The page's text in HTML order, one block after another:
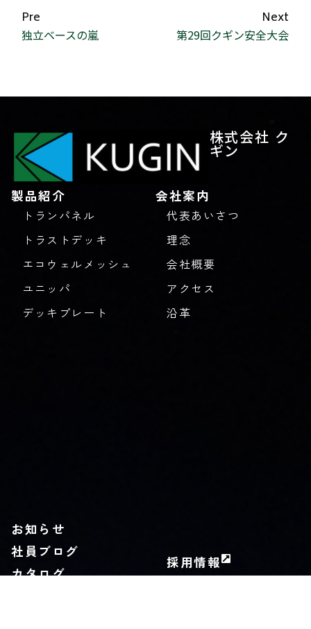
Pre
独立ベースの嵐
Next
第29回クギン安全大会
株式会社 ク
ギン
製品紹介
トランパネル
トラストデッキ
エコウェルメッシュ
ユニッパ
デッキプレート
会社案内
代表あいさつ
理念
会社概要
アクセス
沿革
お知らせ
社員ブログ
カタログ
採用情報